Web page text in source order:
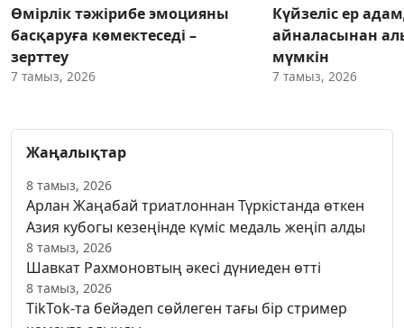
Өмірлік тәжірибе эмоцияны
басқаруға көмектеседі –
зерттеу
7 тамыз, 2026
Күйзеліс ер
айналасынан
мүмкін
7 тамыз, 2026
Жаңалықтар
8 тамыз, 2026
Арлан Жаңабай триатлоннан Түркістанда өткен
Азия кубогы кезеңінде күміс медаль жеңіп алды
8 тамыз, 2026
Шавкат Рахмоновтың әкесі дүниеден өтті
8 тамыз, 2026
TikTok-та бейәдеп сөйлеген тағы бір стример